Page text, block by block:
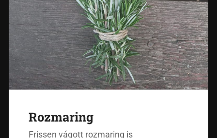
Rozmaring
Frissen vágott rozmaring is